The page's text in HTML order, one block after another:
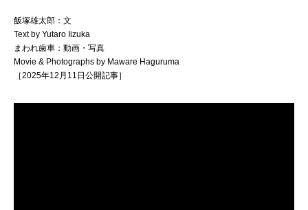
飯塚雄太郎：文
Text by Yutaro Iizuka
まわれ歯車：動画・写真
Movie & Photographs by Maware Haguruma
［2025年12月11日公開記事］